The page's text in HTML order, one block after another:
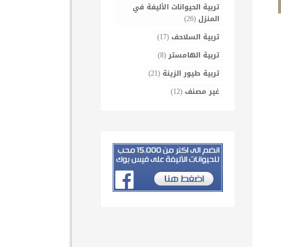
تربية الحيوانات الأليفة في
المنزل(26)
تربية السلاحف(17)
تربية الهامستر(8)
تربية طيور الزينة (21)
غير مصنف(12)